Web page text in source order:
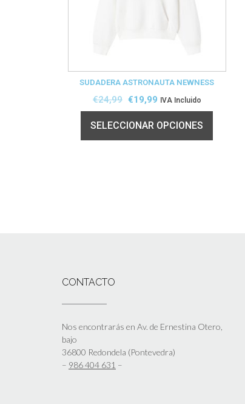
SUDADERA ASTRONAUTA NEWNESS
€24,99 €19,99 IVA Incluido
SELECCIONAR OPCIONES
CONTACTO
Nos encontrarás en Av. de Ernestina Otero,
bajo
36800 Redondela (Pontevedra)
– 986 404 631 –